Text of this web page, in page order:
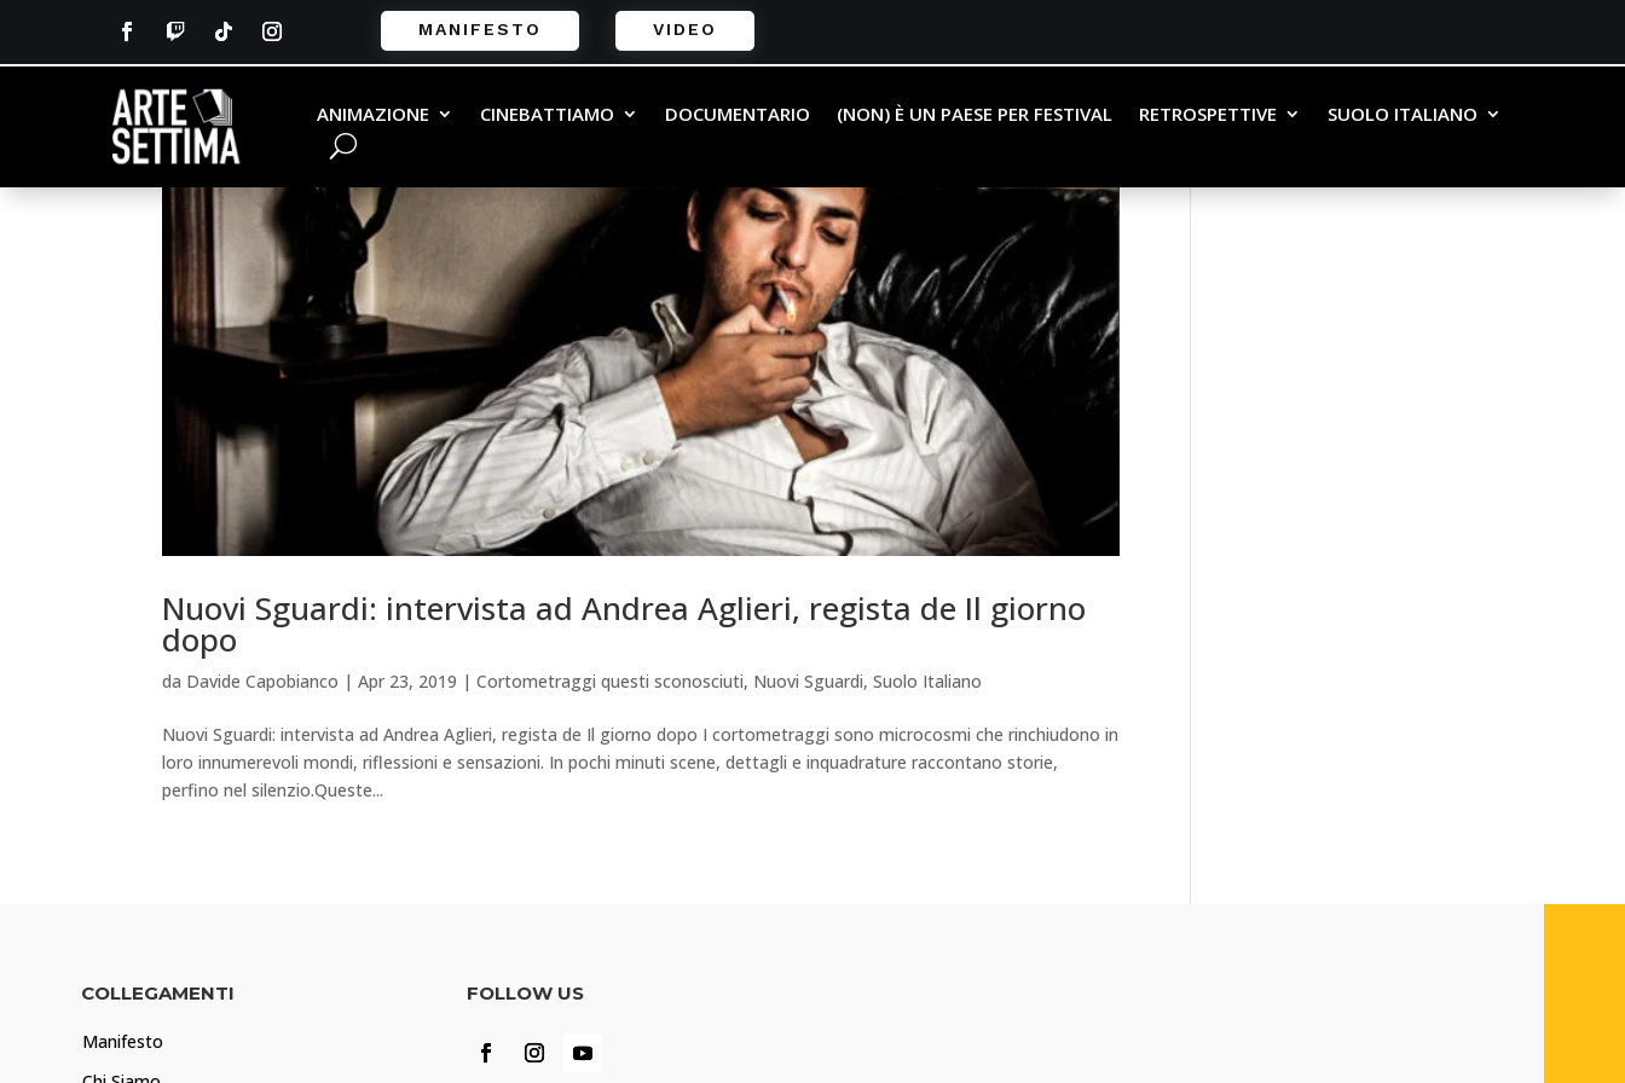
MANIFESTO VIDEO
ANIMAZIONE CINEBATTIAMO DOCUMENTARIO (NON) È UN PAESE PER FESTIVAL RETROSPETTIVE SUOLO ITALIANO
Nuovi Sguardi: intervista ad Andrea Aglieri, regista de Il giorno
dopo
da Davide Capobianco |Apr 23, 2019 |Cortometraggi questi sconosciuti, Nuovi Sguardi,Suolo Italiano
Nuovi Sguardi: intervista ad Andrea Aglieri, regista de Il giorno dopo I cortometraggi sono microcosmi che rinchiudono in
loro innumerevoli mondi, riflessioni e sensazioni. In pochi minuti scene, dettagli e inquadrature raccontano storie,
perfino nel silenzio.Queste...
COLLEGAMENTI
Manifesto
FOLLOW US